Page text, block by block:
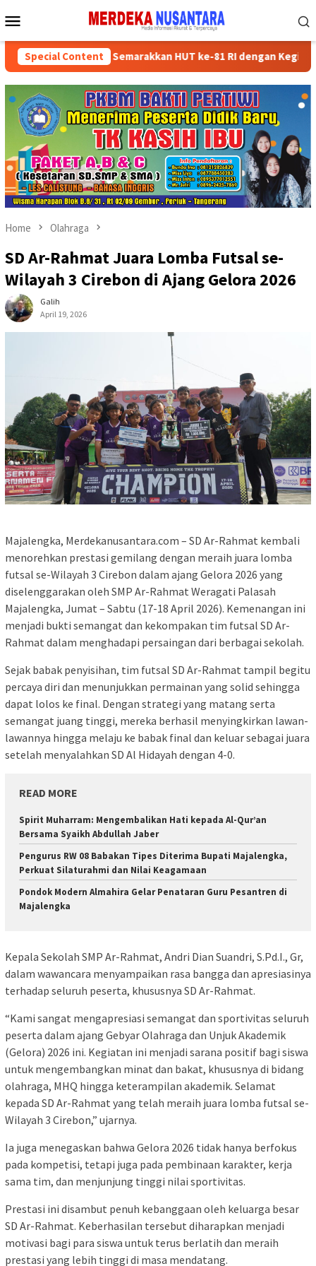
to
Menu
Special Content
Kader Partai Semarakkan HUT ke-81 RI dengan Kegiatan Sosial
Home Olahraga
SD Ar-Rahmat Juara Lomba Futsal se-
Wilayah 3 Cirebon di Ajang Gelora 2026
Galih
April 19, 2026
Majalengka, Merdekanusantara.com – SD Ar-Rahmat kembali
menorehkan prestasi gemilang dengan meraih juara lomba
futsal se-Wilayah 3 Cirebon dalam ajang Gelora 2026 yang
diselenggarakan oleh SMP Ar-Rahmat Weragati Palasah
Majalengka, Jumat – Sabtu (17-18 April 2026). Kemenangan ini
menjadi bukti semangat dan kekompakan tim futsal SD Ar-
Rahmat dalam menghadapi persaingan dari berbagai sekolah.
Sejak babak penyisihan, tim futsal SD Ar-Rahmat tampil begitu
percaya diri dan menunjukkan permainan yang solid sehingga
dapat lolos ke final. Dengan strategi yang matang serta
semangat juang tinggi, mereka berhasil menyingkirkan lawan-
lawannya hingga melaju ke babak final dan keluar sebagai juara
setelah menyalahkan SD Al Hidayah dengan 4-0.
READ MORE
Spirit Muharram: Mengembalikan Hati kepada Al-Qur’an
Bersama Syaikh Abdullah Jaber
Pengurus RW 08 Babakan Tipes Diterima Bupati Majalengka,
Perkuat Silaturahmi dan Nilai Keagamaan
Pondok Modern Almahira Gelar Penataran Guru Pesantren di
Majalengka
Kepala Sekolah SMP Ar-Rahmat, Andri Dian Suandri, S.Pd.I., Gr,
dalam wawancara menyampaikan rasa bangga dan apresiasinya
terhadap seluruh peserta, khususnya SD Ar-Rahmat.
“Kami sangat mengapresiasi semangat dan sportivitas seluruh
peserta dalam ajang Gebyar Olahraga dan Unjuk Akademik
(Gelora) 2026 ini. Kegiatan ini menjadi sarana positif bagi siswa
untuk mengembangkan minat dan bakat, khususnya di bidang
olahraga, MHQ hingga keterampilan akademik. Selamat
kepada SD Ar-Rahmat yang telah meraih juara lomba futsal se-
Wilayah 3 Cirebon,” ujarnya.
Ia juga menegaskan bahwa Gelora 2026 tidak hanya berfokus
pada kompetisi, tetapi juga pada pembinaan karakter, kerja
sama tim, dan menjunjung tinggi nilai sportivitas.
Prestasi ini disambut penuh kebanggaan oleh keluarga besar
SD Ar-Rahmat. Keberhasilan tersebut diharapkan menjadi
motivasi bagi para siswa untuk terus berlatih dan meraih
prestasi yang lebih tinggi di masa mendatang.